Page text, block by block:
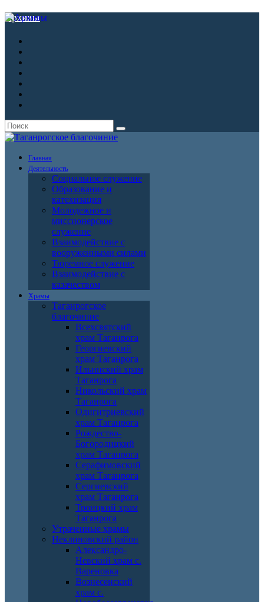
Архивы
Главная
Деятельность
Социальное служение
Образование и
катехизация
Молодежное и
миссионерское
служение
Взаимодействие с
вооруженными силами
Тюремное служение
Взаимодействие с
казачеством
Храмы
Таганрогское
благочиние
Всехсвятский
храм Таганрога
Георгиевский
храм Таганрога
Ильинский храм
Таганрога
Никольский храм
Таганрога
Одигитриевский
храм Таганрога
Рождество-
Богородицкий
храм Таганрога
Серафимовский
храм Таганрога
Сергиевский
храм Таганрога
Троицкий храм
Таганрога
Утраченные храмы
Неклиновский район
Александро-
Невский храм с.
Вареновка
Вознесенский
храм с.